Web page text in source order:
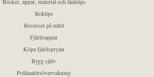
Boktips
Resurser på nätet
Fjärilsappar
Köpa fjärilsprylar
Bygg själv
Pollinatörsövervakning